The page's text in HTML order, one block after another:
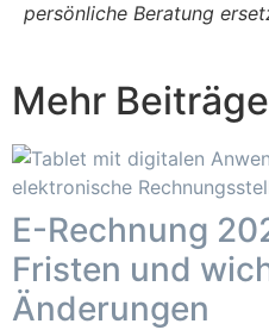
persönliche Beratung
Mehr
E-Rechnung
Fristen und
Änderungen